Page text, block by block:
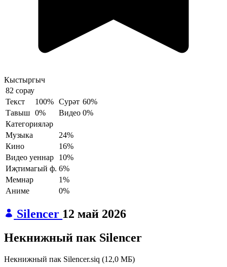
Кыстыргыч
82 сорау
Текст
100% Сурәт 60%
Тавыш 0% Видео 0%
Категорияләр
Музыка
24%
Кино
16%
Видео уеннар
10%
Иҗтимагый ф. 6%
Мемнар
1%
Аниме
0%
Silencer 12 май 2026
Некнижный пак Silencer
Некнижный пак Silencer.siq (12,0 МБ)